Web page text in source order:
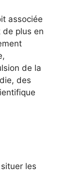
associée
plus en
de la
des
les